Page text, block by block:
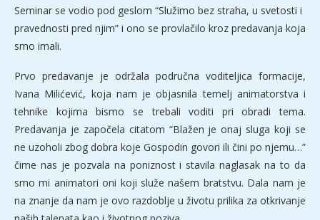
Seminar se vodio pod geslom “Služimo bez straha, u svetosti i
pravednosti pred njim” i ono se provlačilo kroz predavanja koja
smo imali.
Prvo predavanje je održala područna voditeljica formacije,
Ivana Milićević, koja nam je objasnila temelj animatorstva i
tehnike kojima bismo se trebali voditi pri obradi tema.
Predavanja je započela citatom “Blažen je onaj sluga koji se
ne uzoholi zbog dobra koje Gospodin govori ili čini po njemu…”
čime nas je pozvala na poniznost i stavila naglasak na to da
smo mi animatori oni koji služe našem bratstvu. Dala nam je
na znanje da nam je ovo razdoblje u životu prilika za otkrivanje